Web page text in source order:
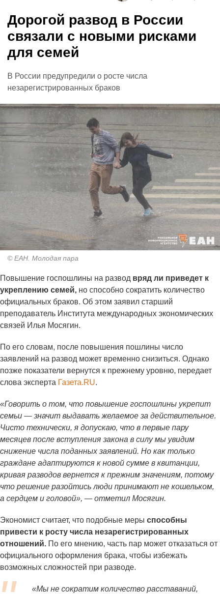
Дорогой развод в России
связали с новыми рисками
для семей
В России предупредили о росте числа
незарегистрированных браков
© ЕАН. Молодая пара
Повышение госпошлины на развод вряд ли приведет к
укреплению семей, но способно сократить количество
официальных браков. Об этом заявил старший
преподаватель Института международных экономических
связей Илья Мосягин.
По его словам, после повышения пошлины число
заявлений на развод может временно снизиться. Однако
позже показатели вернутся к прежнему уровню, передает
слова эксперта Газета.RU.
«Говорить о том, что повышение госпошлины укрепит
семьи — значит выдавать желаемое за действительное.
Чисто технически, я допускаю, что в первые пару
месяцев после вступления закона в силу мы увидим
снижение числа поданных заявлений. Но как только
граждане адаптируются к новой сумме в квитанции,
кривая разводов вернется к прежним значениям, потому
что решение разойтись люди принимают не кошельком,
а сердцем и головой», — отметил Мосягин.
Экономист считает, что подобные меры способны
привести к росту числа незарегистрированных
отношений. По его мнению, часть пар может отказаться от
официального оформления брака, чтобы избежать
возможных сложностей при разводе.
«Мы не сократим количество расставаний,